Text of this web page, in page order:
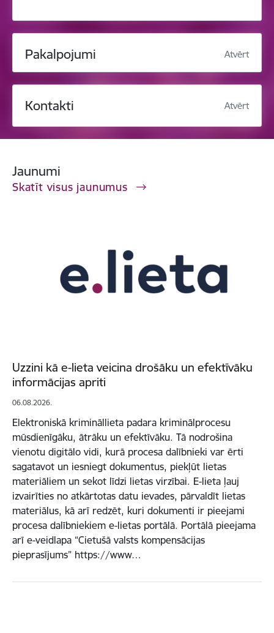
Pakalpojumi Atvērt
Kontakti Atvērt
Jaunumi
Skatīt visus jaunumus
Uzzini kā e-lieta veicina drošāku un efektīvāku
informācijas apriti
06.08.2026.
Elektroniskā krimināllieta padara kriminālprocesu
mūsdienīgāku, ātrāku un efektīvāku. Tā nodrošina
vienotu digitālo vidi, kurā procesa dalībnieki var ērti
sagatavot un iesniegt dokumentus, piekļūt lietas
materiāliem un sekot līdzi lietas virzībai. E-lieta ļauj
izvairīties no atkārtotas datu ievades, pārvaldīt lietas
materiālus, kā arī redzēt, kuri dokumenti ir pieejami
procesa dalībniekiem e-lietas portālā. Portālā pieejama
arī e-veidlapa “Cietušā valsts kompensācijas
pieprasījums” https://www…